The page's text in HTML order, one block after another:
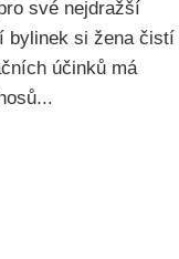
své nejdražší
bylinek si žena čistí
účinků má